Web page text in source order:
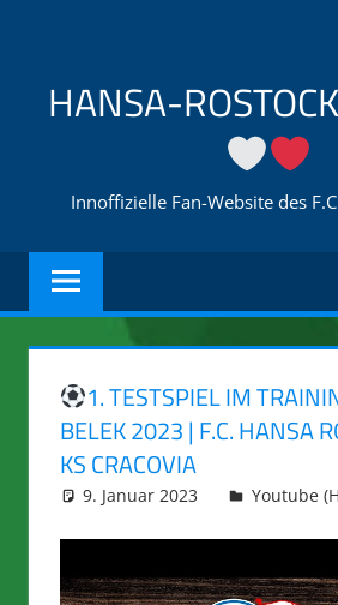
springenHANSA-
Innoffizielle Fan-Website des
1. TESTSPIEL IM
BELEK 2023 | F.C. HANSA
KS CRACOVIA
9. Januar 2023 integromat
Youtube